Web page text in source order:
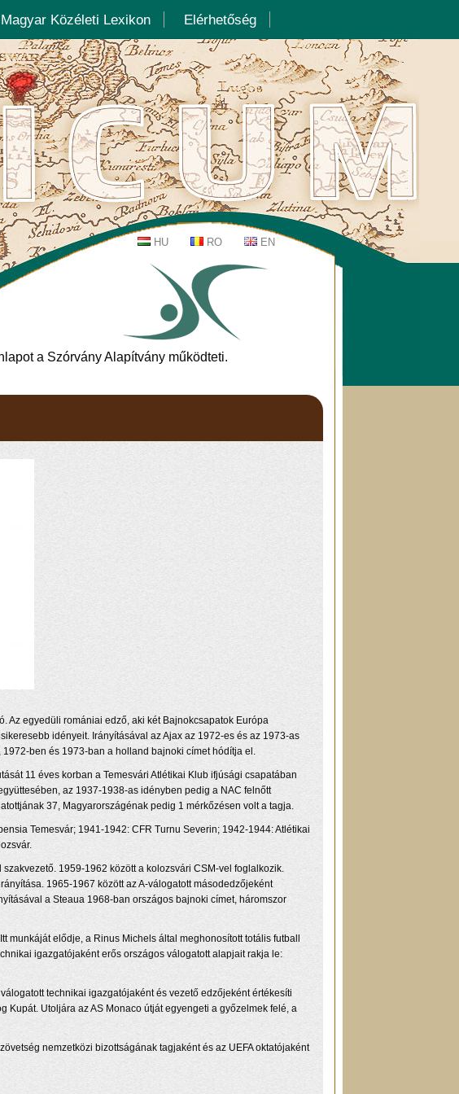
Közéleti Lexikon Elérhetőség
a Szórvány Alapítvány működteti.
Az egyedüli romániai edző, aki két Bajnokcsapatok Európa
idényeit. Irányításával az Ajax az 1972-es és az 1973-as
ben és 1973-ban a holland bajnoki címet hódítja el.
11 éves korban a Temesvári Atlétikai Klub ifjúsági csapatában
az 1937-1938-as idényben pedig a NAC felnőtt
37, Magyarországénak pedig 1 mérkőzésen volt a tagja.
Temesvár; 1941-1942: CFR Turnu Severin; 1942-1944: Atlétikai
1959-1962 között a kolozsvári CSM-vel foglalkozik.
1965-1967 között az A-válogatott másodedzőjeként
a Steaua 1968-ban országos bajnoki címet, háromszor
elődje, a Rinus Michels által meghonosított totális futball
igazgatójaként erős országos válogatott alapjait rakja le:
technikai igazgatójaként és vezető edzőjeként értékesíti
Utoljára az AS Monaco útját egyengeti a győzelmek felé, a
nemzetközi bizottságának tagjaként és az UEFA oktatójaként